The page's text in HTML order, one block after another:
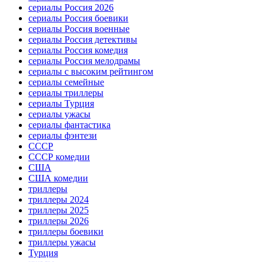
сериалы Россия 2026
сериалы Россия боевики
сериалы Россия военные
сериалы Россия детективы
сериалы Россия комедия
сериалы Россия мелодрамы
сериалы с высоким рейтингом
сериалы семейные
сериалы триллеры
сериалы Турция
сериалы ужасы
сериалы фантастика
сериалы фэнтези
СССР
СССР комедии
США
США комедии
триллеры
триллеры 2024
триллеры 2025
триллеры 2026
триллеры боевики
триллеры ужасы
Турция